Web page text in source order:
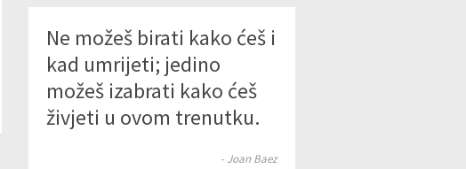
Ne možeš birati kako ćeš i
kad umrijeti; jedino
možeš izabrati kako ćeš
živjeti u ovom trenutku.
- Joan Baez